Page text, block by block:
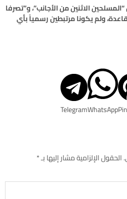
الاثنين من الأجانب”، و”تصرفا
ولم يكونا مرتبطين رسمياً بأي
WhatsApp
Telegram
الحقول الإلزامية مشار إليها بـ*